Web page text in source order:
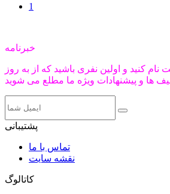
1
خبرنامه
نام کنید و اولین نفری باشید که از به روز
پشتیبانی
تماس با ما
نقشه سایت
کاتالوگ